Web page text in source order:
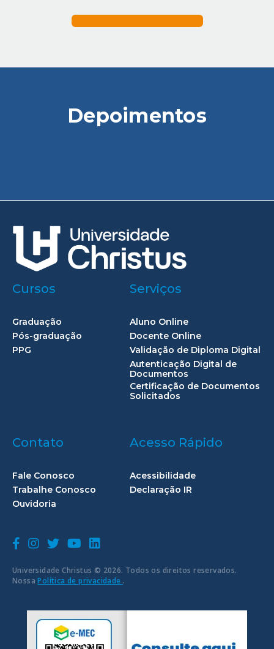
Depoimentos
Universidade Christus © 2026. Todos os direitos reservados.
NossaPolítica de privacidade .
Cursos
Graduação
Pós-graduação
PPG
Serviços
Aluno Online
Docente Online
Validação de Diploma Digital
Autenticação Digital de
Documentos
Certificação de Documentos
Solicitados
Contato
Fale Conosco
Trabalhe Conosco
Ouvidoria
Acesso Rápido
Acessibilidade
Declaração IR